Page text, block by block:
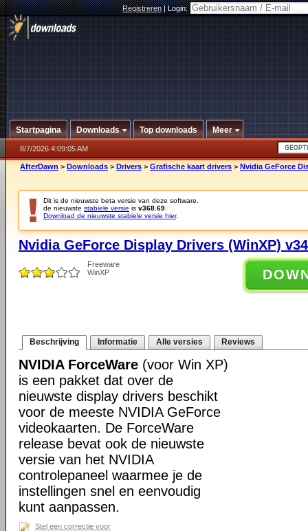
Registreren|Login:
Startpagina Downloads Top downloads Meer
8/7/2026 4:09:05 AM
AfterDawn > Downloads > Drivers > Grafische kaart drivers > Nvidia GeForce
Dit is de nieuwste beta versie van deze software.
de nieuwste stabiele versie is v368.69
Download de nieuwste stabiele versie hier.
Nvidia GeForce Display Drivers (WinXP)
Freeware
WinXP
Beschrijving Informatie Alle versies Reviews
NVIDIA ForceWare (voor Win XP)
is een pakket dat over de
nieuwste display drivers beschikt
voor de meeste NVIDIA GeForce
videokaarten. De ForceWare
release bevat ook de nieuwste
versie van het NVIDIA
controlepaneel waarmee je de
instellingen snel en eenvoudig
kunt aanpassen.
Stel een correctie voor